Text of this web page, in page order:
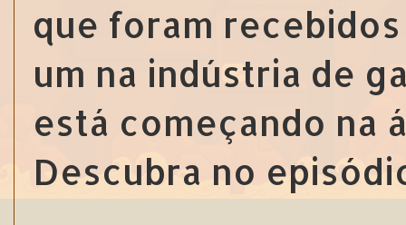
que foram
um na indústria de
está começando na
Descubra no